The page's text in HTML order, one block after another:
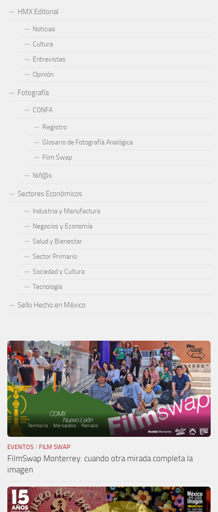
HMX Editorial
Noticias
Cultura
Entrevistas
Opinión
Fotografía
CONFA
Registro
Glosario de Fotografía Analógica
Film Swap
Niñ@s
Sectores Económicos
Industria y Manufactura
Negocios y Economía
Salud y Bienestar
Sector Primario
Sociedad y Cultura
Tecnología
Sello Hecho en México
EVENTOS / FILM SWAP
FilmSwap Monterrey: cuando otra mirada completa la
imagen